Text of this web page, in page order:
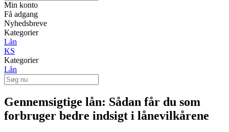
Min konto
Få adgang
Nyhedsbreve
Kategorier
Lån
KS
Kategorier
Lån
Gennemsigtige lån: Sådan får du som
forbruger bedre indsigt i lånevilkårene